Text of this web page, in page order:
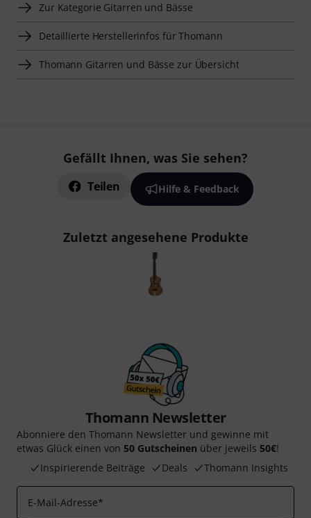
Zur Kategorie Gitarren und Bässe
Detaillierte Herstellerinfos für Thomann
Thomann Gitarren und Bässe zur Übersicht
Gefällt Ihnen, was Sie sehen?
Teilen Hilfe & Feedback
Zuletzt angesehene Produkte
Thomann Newsletter
Abonniere den Thomann Newsletter und gewinne mit
etwas Glück einen von 50 Gutscheinen über jeweils 50€!
Inspirierende Beiträge
Deals Thomann Insights
E-Mail-Adresse*